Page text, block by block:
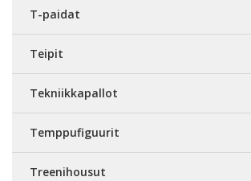
T-paidat
Teipit
Tekniikkapallot
Temppufiguurit
Treenihousut